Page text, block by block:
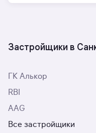
Застройщики в
ГК Алькор
RBI
AAG
Все застройщики